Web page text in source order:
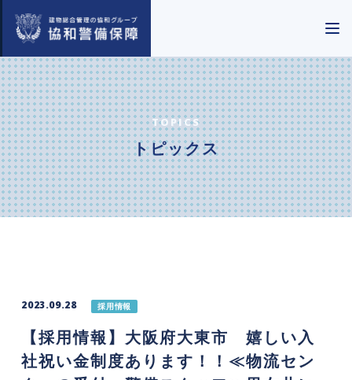
TOPICS
トピックス
2023.09.28 採用情報
【採用情報】大阪府大東市 嬉しい入
社祝い金制度あります！！≪物流セン